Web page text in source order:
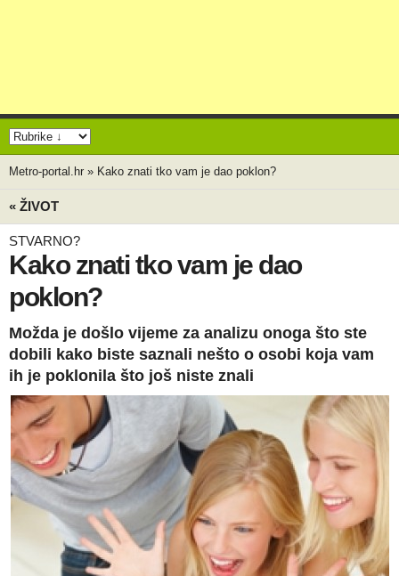
Metro-portal.hr » Kako znati tko vam je dao poklon?
« ŽIVOT
STVARNO?
Kako znati tko vam je dao
poklon?
Možda je došlo vijeme za analizu onoga što ste
dobili kako biste saznali nešto o osobi koja vam
ih je poklonila što još niste znali